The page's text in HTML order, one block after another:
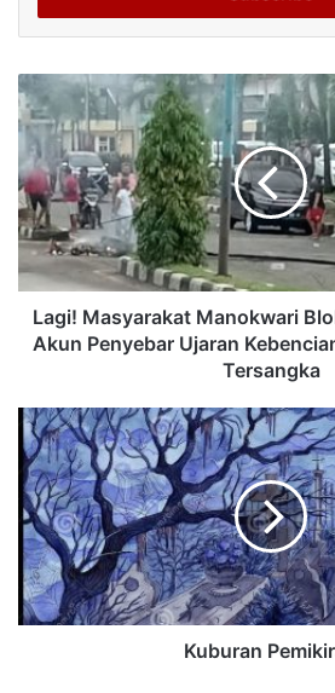
Lagi! Masyarakat Manokwari
Akun Penyebar Ujaran
Tersangka
Kuburan